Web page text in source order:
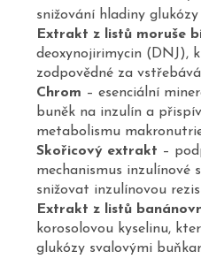
snižování hladiny
Extrakt z listů moruše
deoxynojirimycin (DNJ),
zodpovědné za
Chrom – esenciální
buněk na inzulín a
metabolismu
Skořicový extrakt –
mechanismus inzulínové
snižovat inzulínovou
Extrakt z listů
korosolovou kyselinu,
glukózy svalovými